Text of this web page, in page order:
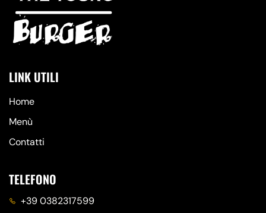
LINK UTILI
Home
Menù
Contatti
TELEFONO
+39 0382317599